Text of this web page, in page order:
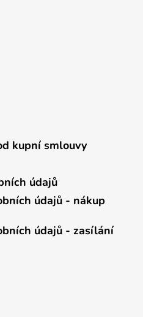
kupní smlouvy
údajů
údajů - nákup
údajů - zasílání